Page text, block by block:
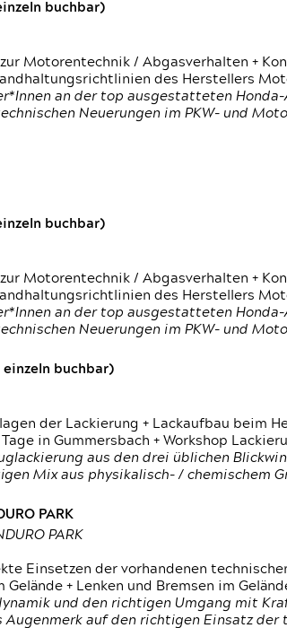
buchbar)
Motorentechnik / Abgasverhalten +
des Herstellers
an der top ausgestatteten
Neuerungen im PKW- und
buchbar)
Motorentechnik / Abgasverhalten +
des Herstellers
an der top ausgestatteten
Neuerungen im PKW- und
buchbar)
der Lackierung + Lackaufbau beim
in Gummersbach + Workshop
aus den drei üblichen
Mix aus physikalisch- / chemischem
PARK
PARK
Einsetzen der vorhandenen
+ Lenken und Bremsen im
und den richtigen Umgang mit
auf den richtigen Einsatz